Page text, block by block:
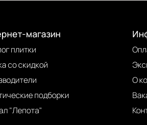
магазин
плитки
со скидкой
подборки
"Лепота"
О